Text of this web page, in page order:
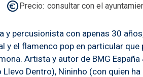
Precio consultar con el
y percusionista con apenas 30
y el flamenco pop en particular
Artista y autor de BMG
Dentro), Nininho (con quien